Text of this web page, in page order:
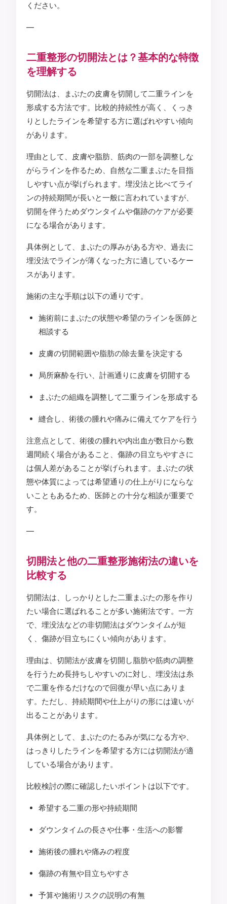
ください。
—
二重整形の切開法とは？基本的な特徴
を理解する
切開法は、まぶたの皮膚を切開して二重ラインを
形成する方法です。比較的持続性が高く、くっき
りとしたラインを希望する方に選ばれやすい傾向
があります。
理由として、皮膚や脂肪、筋肉の一部を調整しな
がらラインを作るため、自然な二重まぶたを目指
しやすい点が挙げられます。埋没法と比べてライ
ンの持続期間が長いと一般に言われていますが、
切開を伴うためダウンタイムや傷跡のケアが必要
になる場合があります。
具体例として、まぶたの厚みがある方や、過去に
埋没法でラインが薄くなった方に適しているケー
スがあります。
施術の主な手順は以下の通りです。
施術前にまぶたの状態や希望のラインを医師と
相談する
皮膚の切開範囲や脂肪の除去量を決定する
局所麻酔を行い、計画通りに皮膚を切開する
まぶたの組織を調整して二重ラインを形成する
縫合し、術後の腫れや痛みに備えてケアを行う
注意点として、術後の腫れや内出血が数日から数
週間続く場合があること、傷跡の目立ちやすさに
は個人差があることが挙げられます。まぶたの状
態や体質によっては希望通りの仕上がりにならな
いこともあるため、医師との十分な相談が重要で
す。
—
切開法と他の二重整形施術法の違いを
比較する
切開法は、しっかりとした二重まぶたの形を作り
たい場合に選ばれることが多い施術法です。一方
で、埋没法などの非切開法はダウンタイムが短
く、傷跡が目立ちにくい傾向があります。
理由は、切開法が皮膚を切開し脂肪や筋肉の調整
を行うため長持ちしやすいのに対し、埋没法は糸
で二重を作るだけなので回復が早い点にありま
す。ただし、持続期間や仕上がりの形には違いが
出ることがあります。
具体例として、まぶたのたるみが気になる方や、
はっきりしたラインを希望する方には切開法が適
している場合があります。
比較検討の際に確認したいポイントは以下です。
希望する二重の形や持続期間
ダウンタイムの長さや仕事・生活への影響
施術後の腫れや痛みの程度
傷跡の有無や目立ちやすさ
予算や施術リスクの説明の有無